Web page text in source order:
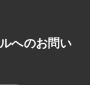
へのお問い